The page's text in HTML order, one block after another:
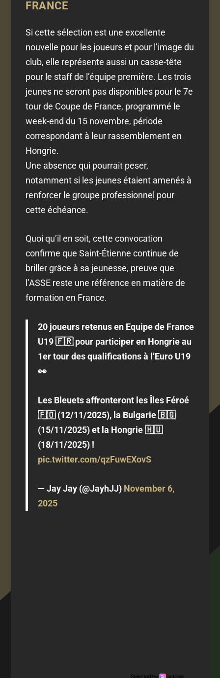
FRANCE
Si cette sélection est une excellente
nouvelle pour les joueurs et pour l’image du
club, elle représente aussi un casse-tête
pour le staff de l’équipe première. Les trois
jeunes ne seront pas disponibles pour le 7e
tour de Coupe de France, programmé le
week-end du 15 novembre, période
correspondant à leur rassemblement en
Hongrie.
Une absence qui pourrait peser,
notamment si les jeunes étaient amenés à
renforcer le groupe professionnel pour
cette échéance.
Quoi qu’il en soit, cette convocation
confirme que Saint-Étienne continue de
briller grâce à sa jeunesse, preuve que
l’ASSE reste une référence en matière de
formation en France.
20 joueurs retenus en Equipe de France
U19 🇫🇷 pour participer en Hongrie au
1er tour des qualifications à l’Euro U19
👀
Les Bleuets affronteront les Îles Féroé
🇫🇴 (12/11/2025), la Bulgarie 🇧🇬
(15/11/2025) et la Hongrie 🇭🇺
(18/11/2025) !
pic.twitter.com/qzFuwEXovS
— Jay Jay (@JayhJJ) November 6,
2025